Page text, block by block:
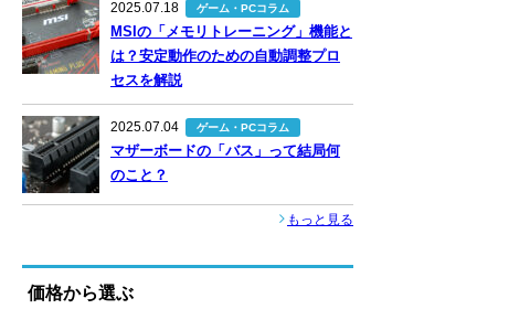
2025.07.18 ゲーム・PCコラム
MSIの「メモリトレーニング」機能と
は？安定動作のための自動調整プロ
セスを解説
2025.07.04 ゲーム・PCコラム
マザーボードの「バス」って結局何
のこと？
もっと見る
価格から選ぶ